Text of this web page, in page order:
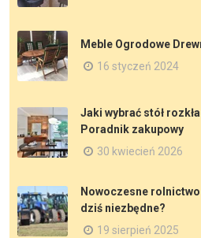
Meble Ogrodowe
16 styczeń 2024
Jaki wybrać stół
Poradnik zakupowy
30 kwiecień 2026
Nowoczesne
dziś niezbędne?
19 sierpień 2025